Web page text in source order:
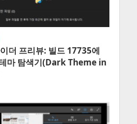
더 프리뷰: 빌드 17735에
마 탐색기(Dark Theme in